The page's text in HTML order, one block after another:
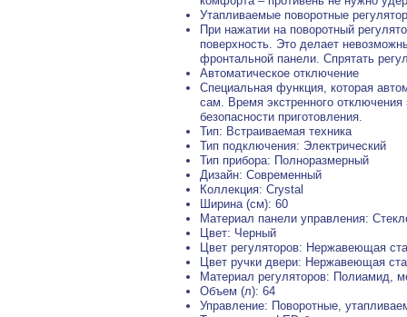
Утапливаемые поворотные
При нажатии на поворотный
поверхность. Это делает
фронтальной панели. Спрятать
Автоматическое отключение
Специальная функция, которая
сам. Время экстренного
безопасности приготовления.
Тип: Встраиваемая техника
Тип подключения: Электрический
Тип прибора: Полноразмерный
Дизайн: Современный
Коллекция: Crystal
Ширина (см): 60
Материал панели управления:
Цвет: Черный
Цвет регуляторов: Нержавеющая
Цвет ручки двери: Нержавеющая
Материал регуляторов: Полиамид,
Объем (л): 64
Управление: Поворотные,